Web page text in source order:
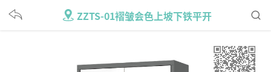
ZZTS-01褶皱会色上坡下铁平开